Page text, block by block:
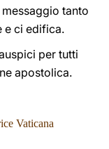
tanto
e ci edifica.
per tutti
apostolica.
Vaticana